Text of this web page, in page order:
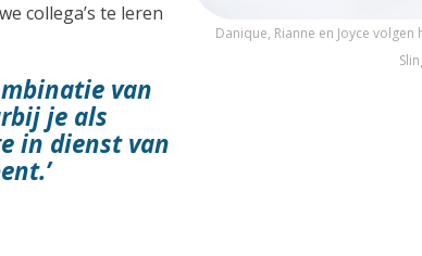
collega’s te leren
van
je als
in dienst van
Danique, Rianne en Joyce